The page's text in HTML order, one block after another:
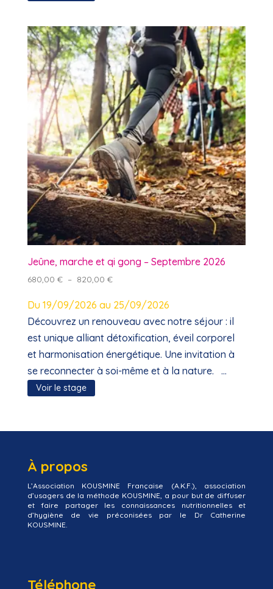
Jeûne, marche et qi gong – Septembre 2026
680,00 € – 820,00 €Plage
prix :
680,00 €
à
820,00 €
Du 19/09/2026 au 25/09/2026
Découvrez un renouveau avec notre séjour : il
est unique alliant détoxification, éveil corporel
et harmonisation énergétique. Une invitation à
se reconnecter à soi-même et à la nature. ...
Voir le stage
À propos
L’Association KOUSMINE Française (A.K.F.), association
d’usagers de la méthode KOUSMINE, a pour but de diffuser
et faire partager les connaissances nutritionnelles et
d’hygiène de vie préconisées par le Dr Catherine
KOUSMINE.
Téléphone